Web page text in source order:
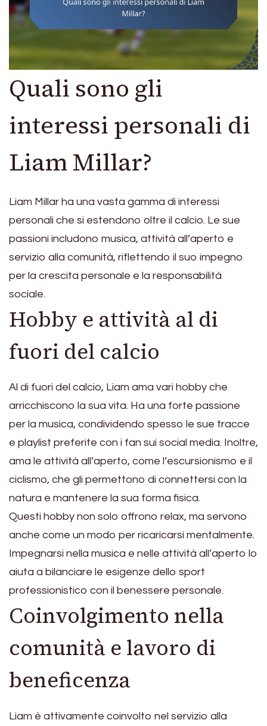
Quali sono gli
interessi personali di
Liam Millar?
Liam Millar ha una vasta gamma di interessi
personali che si estendono oltre il calcio. Le sue
passioni includono musica, attività all’aperto e
servizio alla comunità, riflettendo il suo impegno
per la crescita personale e la responsabilità
sociale.
Hobby e attività al di
fuori del calcio
Al di fuori del calcio, Liam ama vari hobby che
arricchiscono la sua vita. Ha una forte passione
per la musica, condividendo spesso le sue tracce
e playlist preferite con i fan sui social media. Inoltre,
ama le attività all’aperto, come l’escursionismo e il
ciclismo, che gli permettono di connettersi con la
natura e mantenere la sua forma fisica.
Questi hobby non solo offrono relax, ma servono
anche come un modo per ricaricarsi mentalmente.
Impegnarsi nella musica e nelle attività all’aperto lo
aiuta a bilanciare le esigenze dello sport
professionistico con il benessere personale.
Coinvolgimento nella
comunità e lavoro di
beneficenza
Liam è attivamente coinvolto nel servizio alla